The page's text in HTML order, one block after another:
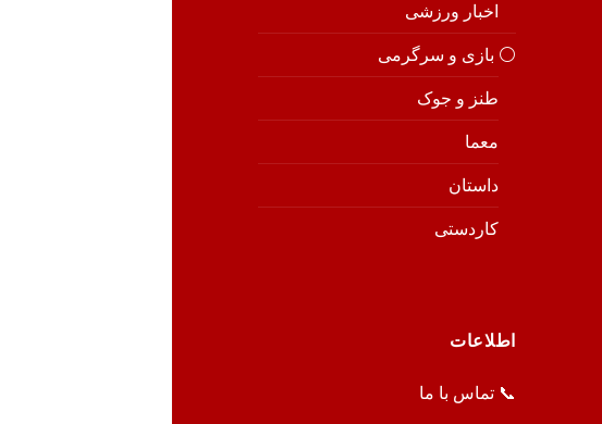
اخبار ورزشی
⚪️ بازی و سرگرمی
طنز و جوک
معما
داستان
کاردستی
اطلاعات
📞 تماس با ما